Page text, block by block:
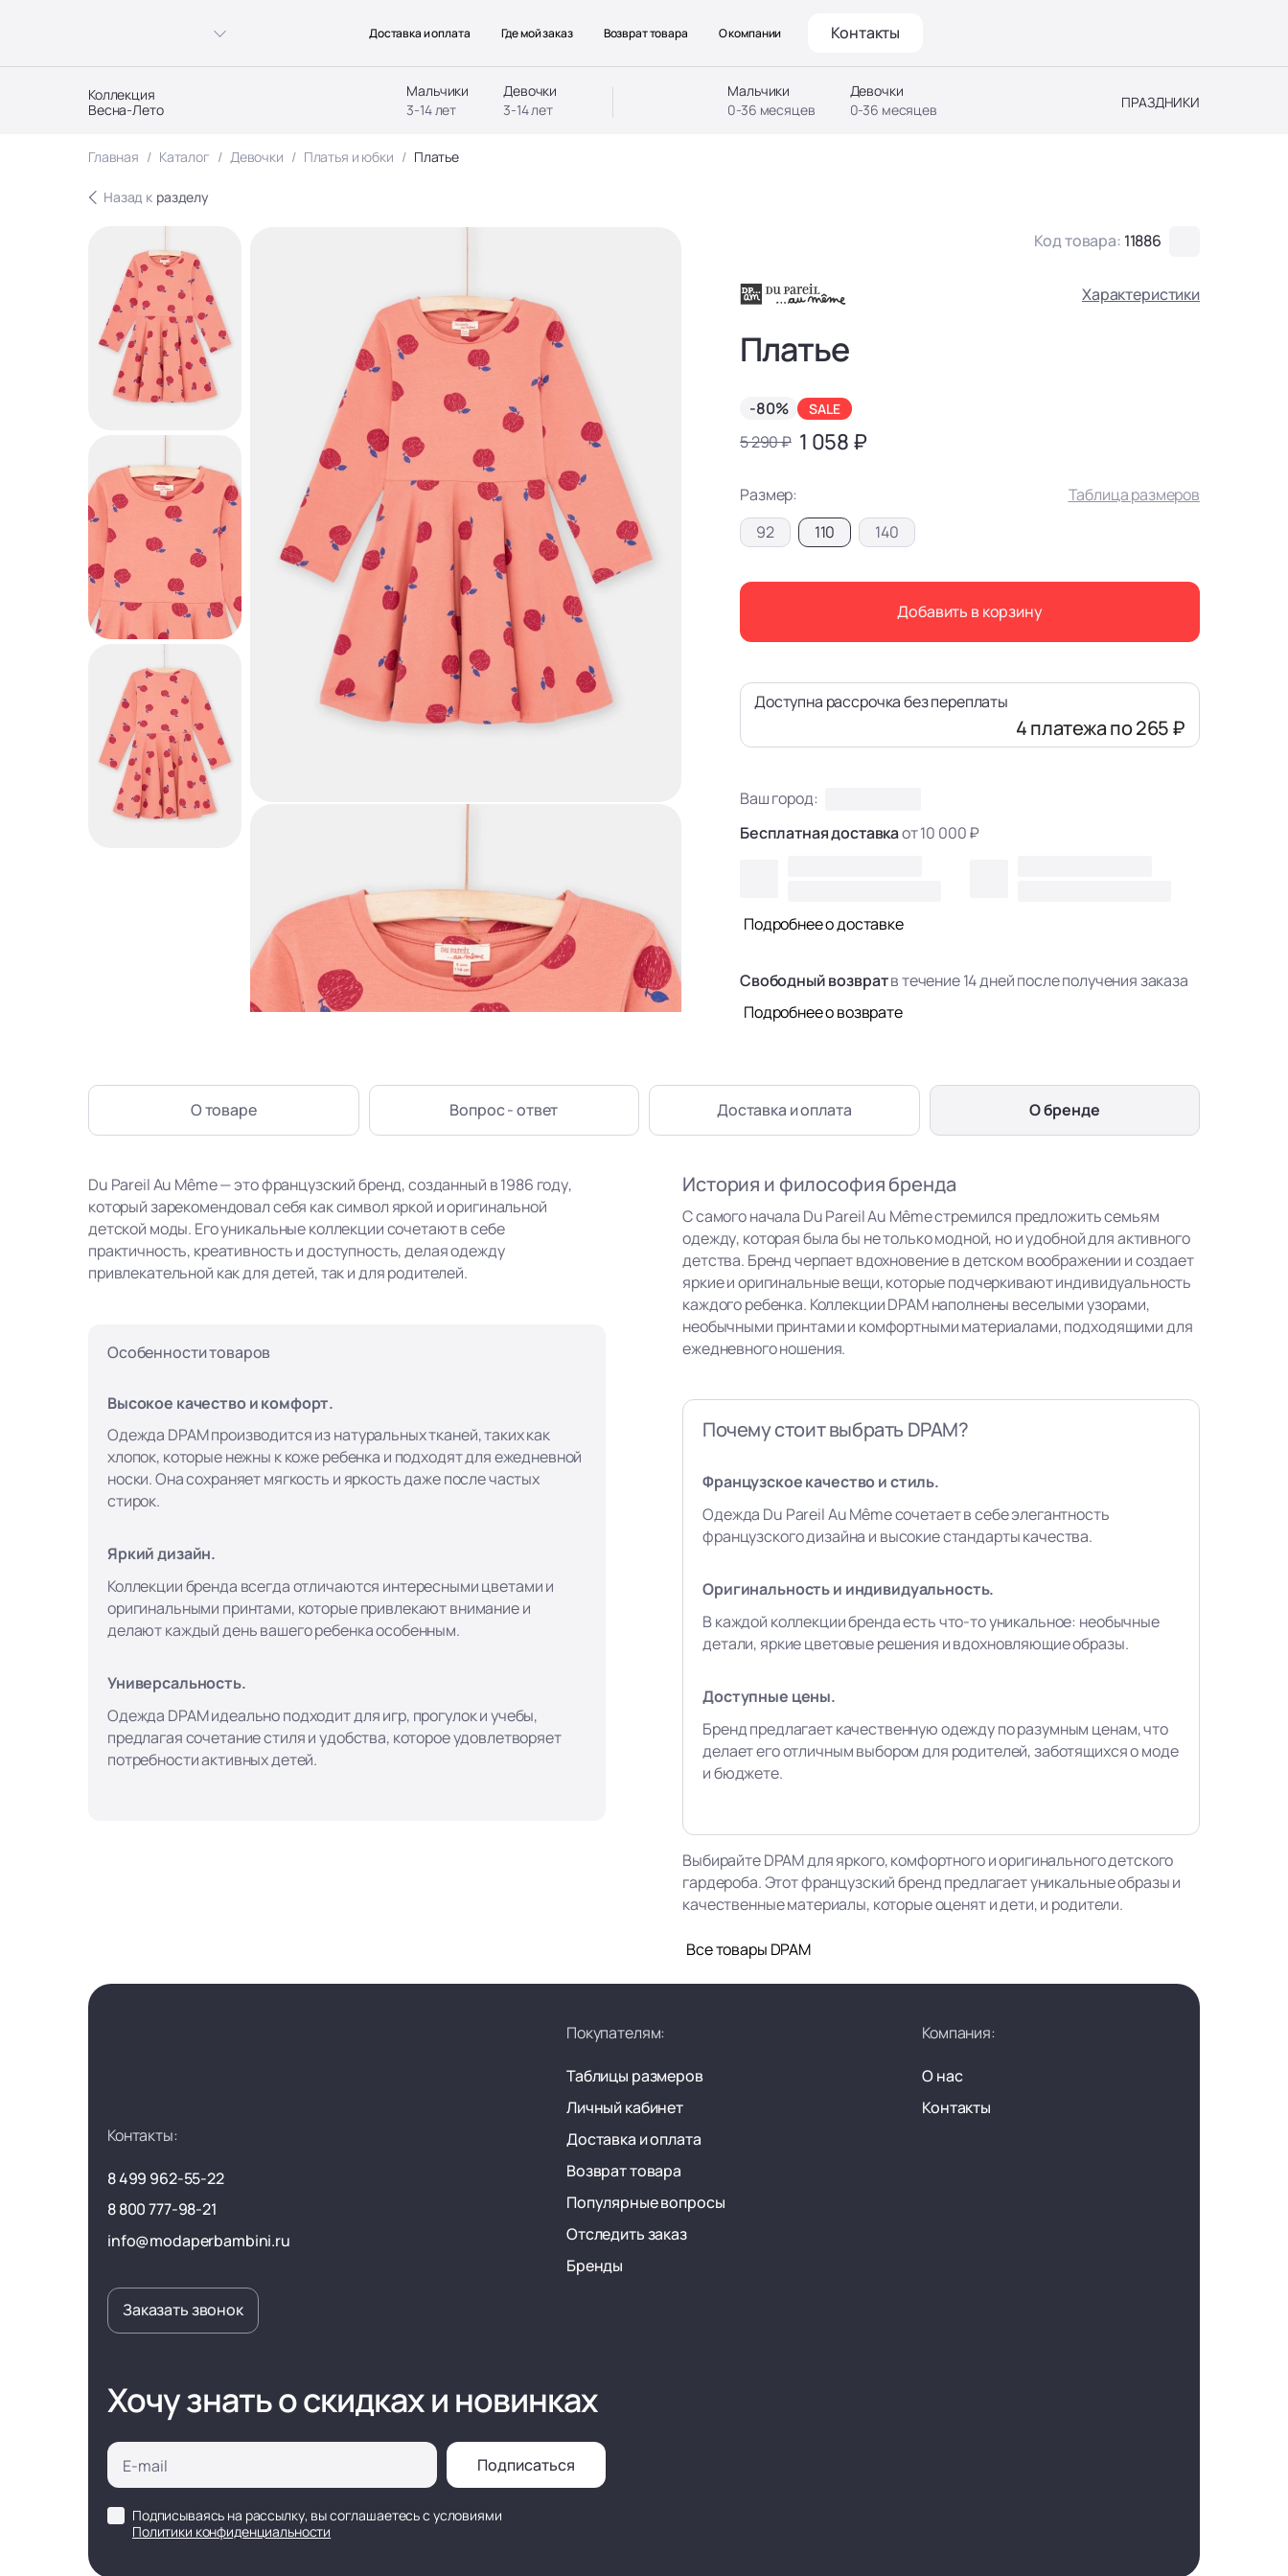
Коллекция
Весна-Лето
Мальчики
3-14 лет
Девочки
3-14 лет
Мальчики
0-36 месяцев
Девочки
0-36 месяцев
ПРАЗДНИКИ
Доставка и оплата Где мой заказ Возврат товара О компании Контакты
Главная Каталог Девочки Платья и юбки Платье
Назад к разделу
Код товара: 11886
Характеристики
Платье
-80% SALE
5 290 ₽ 1 058 ₽
Размер:
Таблица размеров
92
110 140
Добавить в корзину
Доступна рассрочка без переплаты
4 платежапо 265 ₽
Ваш город:
Бесплатная доставкаот 10 000 ₽
Подробнее о доставке
Свободный возвратв течение 14 дней после получения заказа
Подробнее о возврате
О товаре Вопрос - ответ Доставка и оплата О бренде
Du Pareil Au Même — это французский бренд, созданный в 1986 году,
который зарекомендовал себя как символ яркой и оригинальной
детской моды. Его уникальные коллекции сочетают в себе
практичность, креативность и доступность, делая одежду
привлекательной как для детей, так и для родителей.
Особенности товаров
Высокое качество и комфорт.
Одежда DPAM производится из натуральных тканей, таких как
хлопок, которые нежны к коже ребенка и подходят для ежедневной
носки. Она сохраняет мягкость и яркость даже после частых
стирок.
Яркий дизайн.
Коллекции бренда всегда отличаются интересными цветами и
оригинальными принтами, которые привлекают внимание и
делают каждый день вашего ребенка особенным.
Универсальность.
Одежда DPAM идеально подходит для игр, прогулок и учебы,
предлагая сочетание стиля и удобства, которое удовлетворяет
потребности активных детей.
История и философия бренда
С самого начала Du Pareil Au Même стремился предложить семьям
одежду, которая была бы не только модной, но и удобной для активного
детства. Бренд черпает вдохновение в детском воображении и создает
яркие и оригинальные вещи, которые подчеркивают индивидуальность
каждого ребенка. Коллекции DPAM наполнены веселыми узорами,
необычными принтами и комфортными материалами, подходящими для
ежедневного ношения.
Почему стоит выбрать DPAM?
Французское качество и стиль.
Одежда Du Pareil Au Même сочетает в себе элегантность
французского дизайна и высокие стандарты качества.
Оригинальность и индивидуальность.
В каждой коллекции бренда есть что-то уникальное: необычные
детали, яркие цветовые решения и вдохновляющие образы.
Доступные цены.
Бренд предлагает качественную одежду по разумным ценам, что
делает его отличным выбором для родителей, заботящихся о моде
и бюджете.
Выбирайте DPAM для яркого, комфортного и оригинального детского
гардероба. Этот французский бренд предлагает уникальные образы и
качественные материалы, которые оценят и дети, и родители.
Все товары DPAM
Контакты:
8 499 962-55-22
8 800 777-98-21
info@modaperbambini.ru
Заказать звонок
Покупателям:
Таблицы размеров
Личный кабинет
Доставка и оплата
Возврат товара
Популярные вопросы
Отследить заказ
Бренды
Компания:
О нас
Контакты
Хочу знать о скидках и новинках
Подписаться
Подписываясь на рассылку, вы соглашаетесь с условиями
Политики конфиденциальности